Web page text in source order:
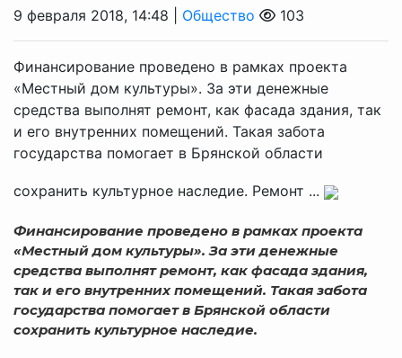
9 февраля 2018, 14:48 | Общество 103
Финансирование проведено в рамках проекта
«Местный дом культуры». За эти денежные
средства выполнят ремонт, как фасада здания, так
и его внутренних помещений. Такая забота
государства помогает в Брянской области
сохранить культурное наследие. Ремонт ...
Финансирование проведено в рамках проекта
«Местный дом культуры». За эти денежные
средства выполнят ремонт, как фасада здания,
так и его внутренних помещений. Такая забота
государства помогает в Брянской области
сохранить культурное наследие.